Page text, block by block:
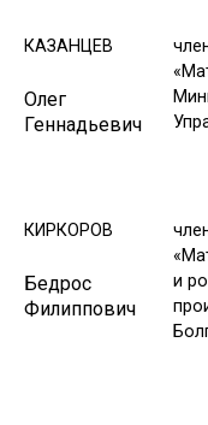
КАЗАНЦЕВ
Олег
Геннадьевич
КИРКОРОВ
Бедрос
Филиппович
и